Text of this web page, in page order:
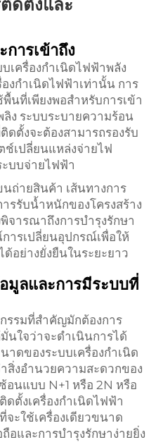
ดตั้งและ
ารเข้าถึง
เครื่องกำเนิดไฟฟ้าพลัง
งกำเนิดไฟฟ้าเท่านั้น การ
นที่เพียงพอสำหรับการเข้า
ลิง ระบบระบายความร้อน
ดตั้งจะต้องสามารถรองรับ
ช์เปลี่ยนแหล่งจ่ายไฟ
บบจ่ายไฟฟ้า
นถ่ายสินค้า เส้นทางการ
รรับน้ำหนักของโครงสร้าง
จารณาถึงการบำรุงรักษา
ารเปลี่ยนอุปกรณ์เพื่อให้
อย่างยั่งยืนในระยะยาว
มูลและการมีระบบที่
รรมที่สำคัญมักต้องการ
นใจว่าจะดำเนินการได้
าดของระบบเครื่องกำเนิด
สิ่งอำนวยความสะดวกของ
นแบบ N+1 หรือ 2N หรือ
ดตั้งเครื่องกำเนิดไฟฟ้า
ะใช้เครื่องเดียวขนาด
อและการบำรุงรักษาง่ายยิ่ง